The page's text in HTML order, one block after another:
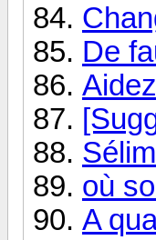
De
où
A